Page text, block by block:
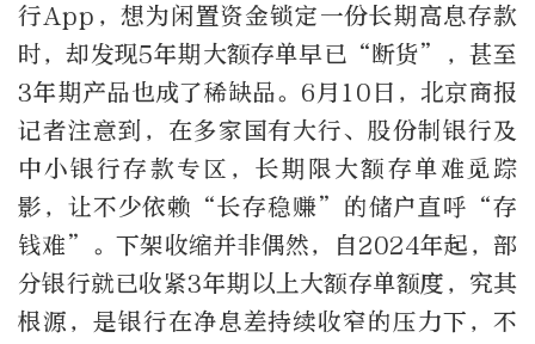
行App，想为闲置资金锁定一份长期高息存款
时，却发现5年期大额存单早已“断货”，甚至
3年期产品也成了稀缺品。6月10日，北京商报
记者注意到，在多家国有大行、股份制银行及
中小银行存款专区，长期限大额存单难觅踪
影，让不少依赖“长存稳赚”的储户直呼“存
钱难”。下架收缩并非偶然，自2024年起，部
分银行就已收紧3年期以上大额存单额度，究其
根源，是银行在净息差持续收窄的压力下，不